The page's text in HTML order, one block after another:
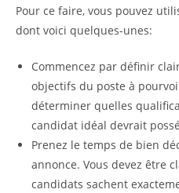
Pour ce faire, vous pouvez
dont voici quelques-unes:
Commencez par définir
objectifs du poste à
déterminer quelles
candidat idéal devrait
Prenez le temps de bien
annonce. Vous devez être
candidats sachent